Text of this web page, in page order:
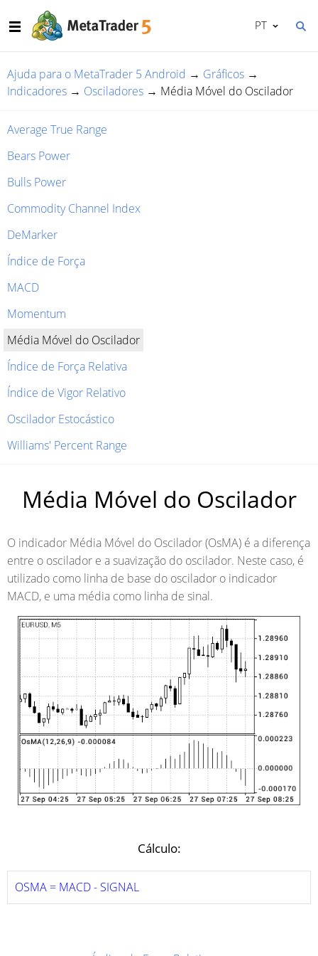
PT
Ajuda para o MetaTrader 5 Android → Gráficos →
Indicadores → Osciladores → Média Móvel do Oscilador
Average True Range
Bears Power
Bulls Power
Commodity Channel Index
DeMarker
Índice de Força
MACD
Momentum
Média Móvel do Oscilador
Índice de Força Relativa
Índice de Vigor Relativo
Oscilador Estocástico
Williams' Percent Range
Média Móvel do Oscilador
O indicador Média Móvel do Oscilador (OsMA) é a diferença
entre o oscilador e a suavização do oscilador. Neste caso, é
utilizado como linha de base do oscilador o indicador
MACD, e uma média como linha de sinal.
Cálculo:
OSMA = MACD - SIGNAL